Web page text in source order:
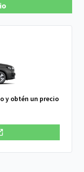
y obtén un precio